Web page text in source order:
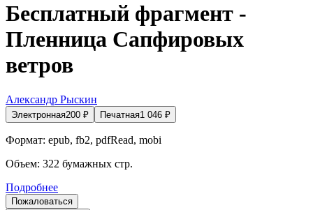
Бесплатный фрагмент -
Пленница Сапфировых
ветров
Александр Рыскин
Электронная200 ₽ Печатная1 046 ₽
Формат: epub, fb2, pdfRead, mobi
Объем: 322 бумажных стр.
Подробнее
Пожаловаться